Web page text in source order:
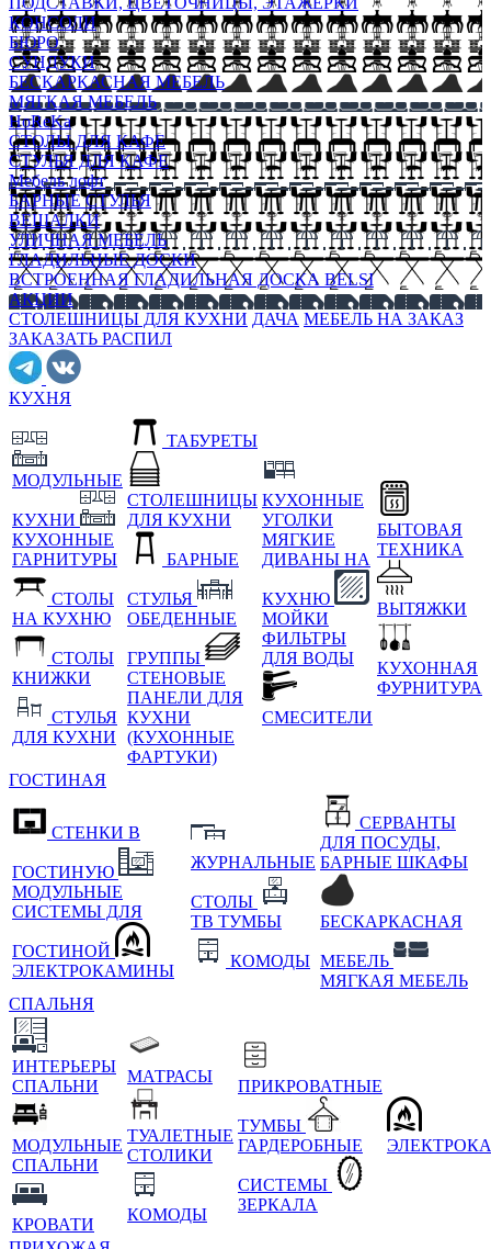
КОНСОЛИ
БЮРО
СУНДУКИ
БЕСКАРКАСНАЯ МЕБЕЛЬ
МЯГКАЯ МЕБЕЛЬ
HoReKa
СТОЛЫ ДЛЯ КАФЕ
СТУЛЬЯ ДЛЯ КАФЕ
Мебель лофт
БАРНЫЕ СТУЛЬЯ
ВЕШАЛКИ
УЛИЧНАЯ МЕБЕЛЬ
ГЛАДИЛЬНЫЕ ДОСКИ
ВСТРОЕННАЯ ГЛАДИЛЬНАЯ ДОСКА BELSI
АКЦИИ
СТОЛЕШНИЦЫ ДЛЯ КУХНИ ДАЧА МЕБЕЛЬ НА ЗАКАЗ
ЗАКАЗАТЬ РАСПИЛ
КУХНЯ
МОДУЛЬНЫЕ
КУХНИ
КУХОННЫЕ
ГАРНИТУРЫ
СТОЛЫ
НА КУХНЮ
СТОЛЫ
КНИЖКИ
СТУЛЬЯ
ДЛЯ КУХНИ
ТАБУРЕТЫ
СТОЛЕШНИЦЫ
ДЛЯ КУХНИ
БАРНЫЕ
СТУЛЬЯ
ОБЕДЕННЫЕ
ГРУППЫ
СТЕНОВЫЕ
ПАНЕЛИ ДЛЯ
КУХНИ
(КУХОННЫЕ
ФАРТУКИ)
КУХОННЫЕ
УГОЛКИ
МЯГКИЕ
ДИВАНЫ НА
КУХНЮ
МОЙКИ
ФИЛЬТРЫ
ДЛЯ ВОДЫ
СМЕСИТЕЛИ
БЫТОВАЯ
ТЕХНИКА
ВЫТЯЖКИ
КУХОННАЯ
ФУРНИТУРА
ГОСТИНАЯ
СТЕНКИ В
ГОСТИНУЮ
МОДУЛЬНЫЕ
СИСТЕМЫ ДЛЯ
ГОСТИНОЙ
ЭЛЕКТРОКАМИНЫ
ЖУРНАЛЬНЫЕ
СТОЛЫ
ТВ ТУМБЫ
КОМОДЫ
СЕРВАНТЫ
ДЛЯ ПОСУДЫ,
БАРНЫЕ ШКАФЫ
БЕСКАРКАСНАЯ
МЕБЕЛЬ
МЯГКАЯ МЕБЕЛЬ
СПАЛЬНЯ
ИНТЕРЬЕРЫ
СПАЛЬНИ
МОДУЛЬНЫЕ
СПАЛЬНИ
КРОВАТИ
МАТРАСЫ
ТУАЛЕТНЫЕ
СТОЛИКИ
КОМОДЫ
ПРИКРОВАТНЫЕ
ТУМБЫ
ГАРДЕРОБНЫЕ
СИСТЕМЫ
ЗЕРКАЛА